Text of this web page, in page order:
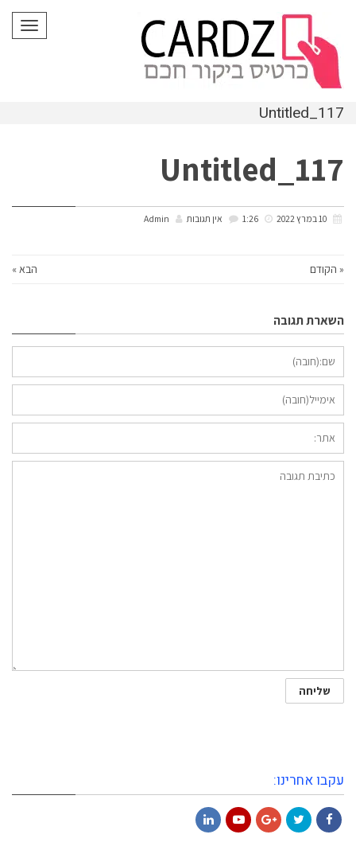
תפריט
Untitled_117
Untitled_117
אין תגובות Admin
« הקודם הבא »
השארת תגובה
עקבו אחרינו: